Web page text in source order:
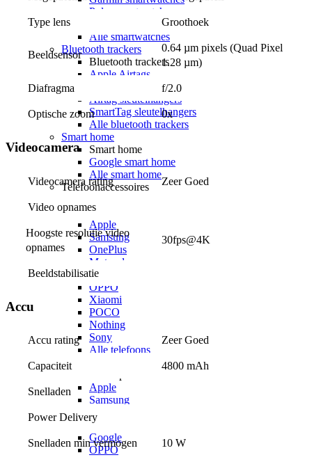
Polar smartwatches
Smartwatch accessoires
Alle smartwatches
Bluetooth trackers
Bluetooth trackers
Apple Airtags
Samsung Galaxy SmartTag
Airtag sleutelhangers
SmartTag sleutelhangers
Alle bluetooth trackers
Smart home
Smart home
Google smart home
Alle smart home
Telefoonaccessoires
Hoesjes voor
Apple
Samsung
OnePlus
Motorola
Google
OPPO
Xiaomi
POCO
Nothing
Sony
Alle telefoons
Screenprotectors
Apple
Samsung
Motorola
Google
OPPO
Type lens Groothoek
Beeldsensor
0.64 µm pixels (Quad Pixel
1.28 µm)
Diafragma f/2.0
Optische zoom 0x
Videocamera
Videocamera rating Zeer Goed
Video opnames
Hoogste resolutie video
opnames
30fps@4K
Beeldstabilisatie
Accu
Accu rating Zeer Goed
Capaciteit 4800 mAh
Snelladen
Power Delivery
Snelladen min vermogen 10 W